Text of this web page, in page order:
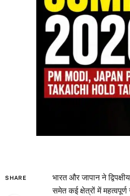
SHARE भारत और जापान ने
समेत कई क्षेत्रों में महत्वपूर्ण